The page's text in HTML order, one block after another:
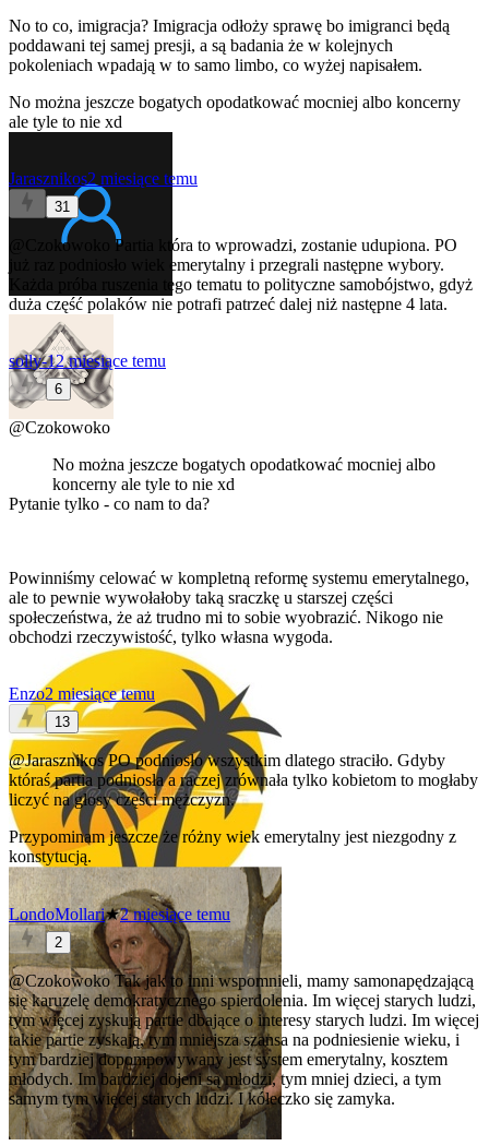
No to co, imigracja? Imigracja odłoży sprawę bo imigranci będą
poddawani tej samej presji, a są badania że w kolejnych
pokoleniach wpadają w to samo limbo, co wyżej napisałem.
No można jeszcze bogatych opodatkować mocniej albo koncerny
ale tyle to nie xd
Jarasznikos2 miesiące temu
31
@Czokowoko
Partia która to wprowadzi, zostanie udupiona. PO
już raz podniosło wiek emerytalny i przegrali następne wybory.
Każda próba ruszenia tego tematu to polityczne samobójstwo, gdyż
duża część polaków nie potrafi patrzeć dalej niż następne 4 lata.
solly-12 miesiące temu
6
@Czokowoko
No można jeszcze bogatych opodatkować mocniej albo
koncerny ale tyle to nie xd
Pytanie tylko - co nam to da?
Powinniśmy celować w kompletną reformę systemu emerytalnego,
ale to pewnie wywołałoby taką sraczkę u starszej części
społeczeństwa, że aż trudno mi to sobie wyobrazić. Nikogo nie
obchodzi rzeczywistość, tylko własna wygoda.
Enzo2 miesiące temu
13
@JarasznikosPO podniosło wszystkim dlatego straciło. Gdyby
któraś partia podniosła a raczej zrównała tylko kobietom to mogłaby
liczyć na głosy części mężczyzn.
Przypominam jeszcze że różny wiek emerytalny jest niezgodny z
konstytucją.
LondoMollari★2 miesiące temu
2
@CzokowokoTak jak to inni wspomnieli, mamy samonapędzającą
się karuzelę demokratycznego spierdolenia. Im więcej starych ludzi,
tym więcej zyskują partie dbające o interesy starych ludzi. Im więcej
takie partie zyskają, tym mniejsza szansa na podniesienie wieku, i
tym bardziej dopompowywany jest system emerytalny, kosztem
młodych. Im bardziej dojeni są młodzi, tym mniej dzieci, a tym
samym tym więcej starych ludzi. I kółeczko się zamyka.